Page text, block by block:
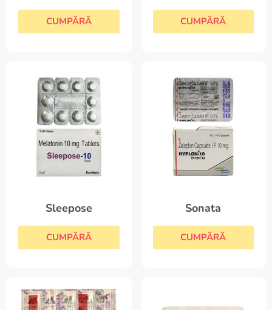
CUMPĂRĂ CUMPĂRĂ
Sleepose
CUMPĂRĂ
Sonata
CUMPĂRĂ